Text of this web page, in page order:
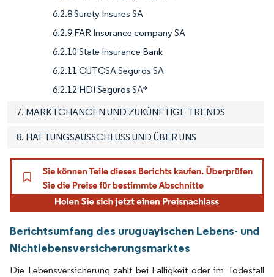
6.2.8 Surety Insures SA
6.2.9 FAR Insurance company SA
6.2.10 State Insurance Bank
6.2.11 CUTCSA Seguros SA
6.2.12 HDI Seguros SA*
7. MARKTCHANCEN UND ZUKÜNFTIGE TRENDS
8. HAFTUNGSAUSSCHLUSS UND ÜBER UNS
Berichtsumfang des uruguayischen Lebens- und
Nichtlebensversicherungsmarktes
Die Lebensversicherung zahlt bei Fälligkeit oder im Todesfall